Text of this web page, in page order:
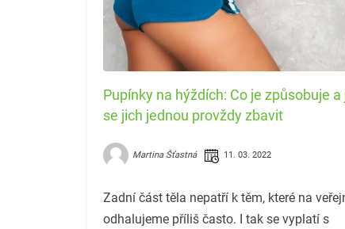
Pupínky na hýždích: Co je způsobuje a
se jich jednou provždy zbavit
Martina Šťastná 11. 03. 2022
Zadní část těla nepatří k těm, které na
odhalujeme příliš často. I tak se vyplatí s